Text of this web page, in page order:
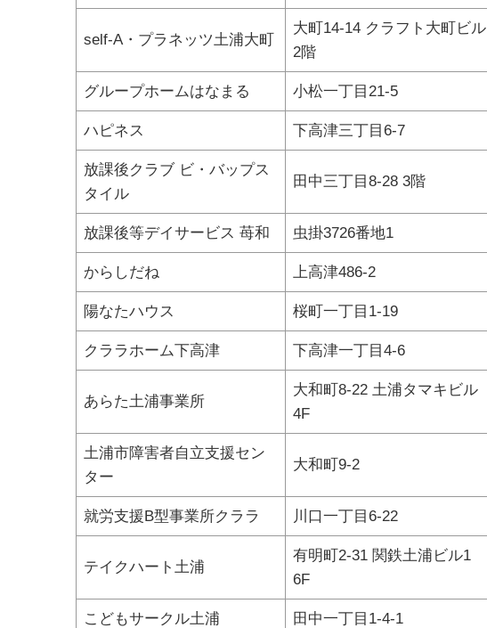
self-A・プラネッツ土浦大町
大町14-14 クラフト大町ビル
2階
グループホームはなまる 小松一丁目21-5
ハピネス 下高津三丁目6-7
放課後クラブ ビ・バップス
タイル
田中三丁目8-28 3階
放課後等デイサービス 苺和 虫掛3726番地1
からしだね 上高津486-2
陽なたハウス 桜町一丁目1-19
クララホーム下高津 下高津一丁目4-6
あらた土浦事業所
大和町8-22 土浦タマキビル
4F
土浦市障害者自立支援セン
ター
大和町9-2
就労支援B型事業所クララ 川口一丁目6-22
テイクハート土浦
有明町2-31 関鉄土浦ビル1
6F
こどもサークル土浦 田中一丁目1-4-1